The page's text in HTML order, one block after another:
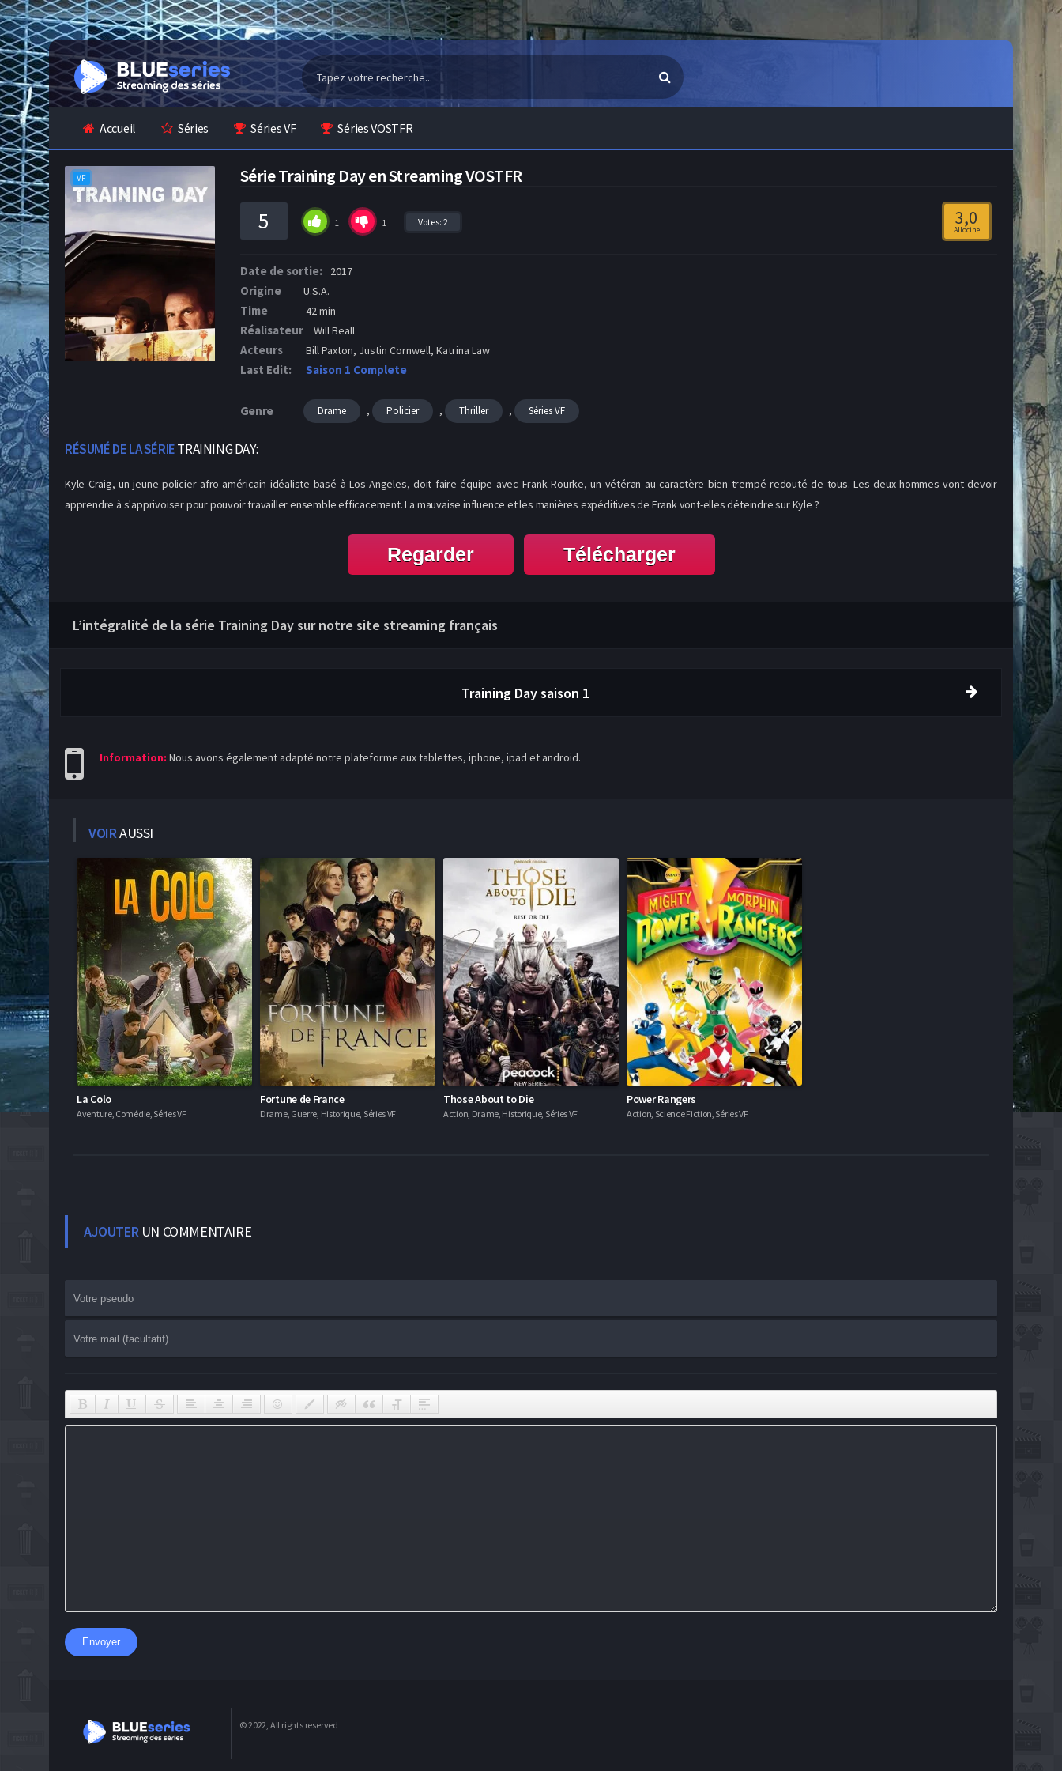
Accueil Séries Séries VF Séries VOSTFR
VF Série Training Day en Streaming VOSTFR
5 1 1 Votes: 2 3,0
Allocine
Date de sortie: 2017
Origine U.S.A.
Time 42 min
Réalisateur Will Beall
Acteurs Bill Paxton, Justin Cornwell, Katrina Law
Last Edit: Saison 1 Complete
Genre Drame , Policier , Thriller , Séries VF
RÉSUMÉ DE LA SÉRIETRAINING DAY:
Kyle Craig, un jeune policier afro-américain idéaliste basé à Los Angeles, doit faire équipe avec Frank Rourke, un vétéran au caractère bien trempé redouté de tous. Les deux hommes vont devoir
apprendre à s'apprivoiser pour pouvoir travailler ensemble efficacement. La mauvaise influence et les manières expéditives de Frank vont-elles déteindre sur Kyle ?
Regarder Télécharger
L’intégralité de la série Training Day sur notre site streaming français
Training Daysaison 1
Information: Nous avons également adapté notre plateforme aux tablettes, iphone, ipad et android.
VOIRAUSSI
La Colo
Aventure, Comédie, Séries VF
Fortune de France
Drame, Guerre, Historique, Séries VF
Those About to Die
Action, Drame, Historique, Séries VF
Power Rangers
Action, Science Fiction, Séries VF
AJOUTERUN COMMENTAIRE
Envoyer
© 2022, All rights reserved